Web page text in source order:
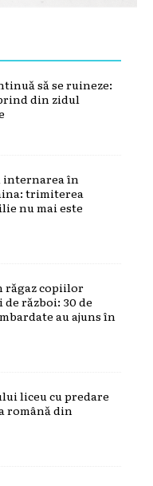
să se ruineze:
din zidul
internarea în
trimiterea
nu mai este
răgaz copiilor
război: 30 de
au ajuns în
liceu cu predare
română din